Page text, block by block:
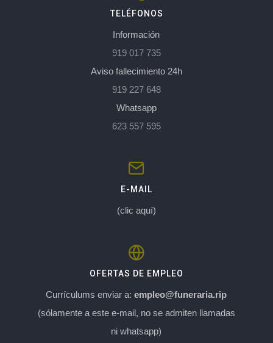
TELÉFONOS
Información
919 017 735
Aviso fallecimiento 24h
919 227 648
Whatsapp
623 557 595
E-MAIL
(clic aquí)
OFERTAS DE EMPLEO
Currículums enviar a:empleo@funeraria.rip
(sólamente a este e-mail, no se admiten llamadas
ni whatsapp)